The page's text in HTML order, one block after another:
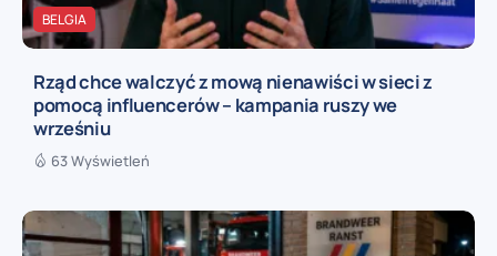
BELGIA
Rząd chce walczyć z mową nienawiści w sieci z
pomocą influencerów – kampania ruszy we
wrześniu
63 Wyświetleń